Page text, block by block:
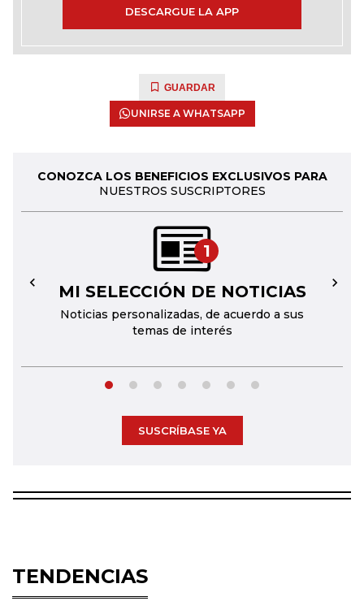
DESCARGUE LA APP
GUARDAR
UNIRSE A WHATSAPP
CONOZCA LOS BENEFICIOS EXCLUSIVOS PARA
NUESTROS SUSCRIPTORES
1
MI SELECCIÓN DE NOTICIAS
Noticias personalizadas, de acuerdo a sus
temas de interés
← →
SUSCRÍBASE YA
TENDENCIAS